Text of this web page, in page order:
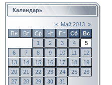
Календарь
« Май 2013 »
Пн
Вт Ср Чт Пт Сб
Вс
1
2 3 4
5
6
7 8 9 10 11
12
13
14 15 16 17 18
19
20
21 22 23 24 25
26
27
28 29 30 31